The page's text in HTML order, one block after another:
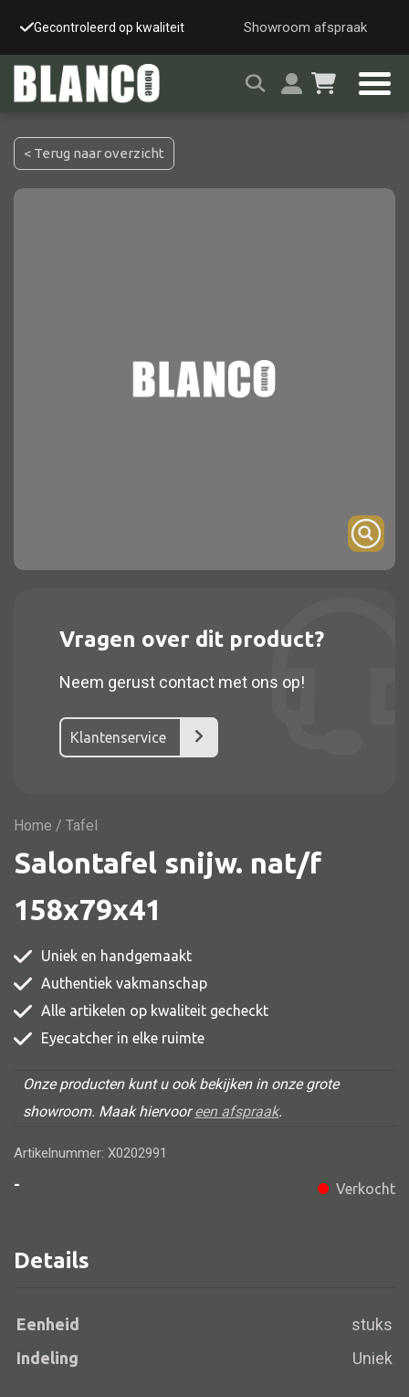
Gecontroleerd op kwaliteit Snelle & veilige
Showroom afspraak
Alle kasten
Dressoir
Nachtkast
Vitrine
TV meubel
Comode
Alle stoelen
Eetkamer stoel
Fautteuil
Barstoel
Kinderstoel
Kruk
< Terug naar overzicht
Vragen over dit product?
Neem gerust contact met ons op!
Klantenservice
Home / Tafel
Salontafel snijw. nat/f
158x79x41
Uniek en handgemaakt
Authentiek vakmanschap
Alle artikelen op kwaliteit gecheckt
Eyecatcher in elke ruimte
Onze producten kunt u ook bekijken in onze grote
showroom. Maak hiervooreen afspraak.
Artikelnummer: X0202991
-
Verkocht
Details
Eenheid stuks
Indeling Uniek